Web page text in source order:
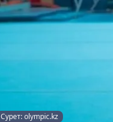
Сурет: olympic.kz